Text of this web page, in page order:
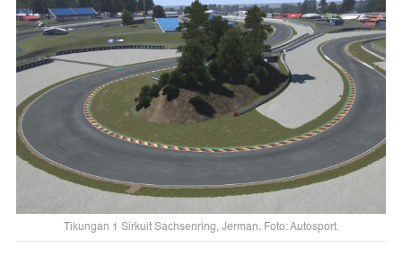
Tikungan 1 Sirkuit Sachsenring, Jerman. Foto: Autosport.